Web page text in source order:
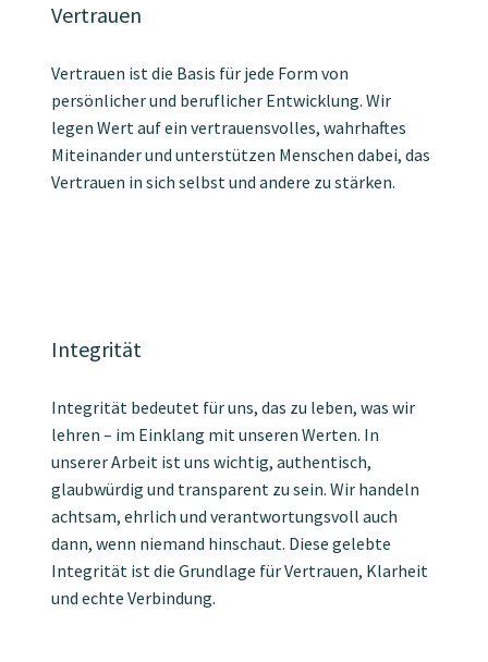
Vertrauen
Vertrauen ist die Basis für jede Form von
persönlicher und beruflicher Entwicklung. Wir
legen Wert auf ein vertrauensvolles, wahrhaftes
Miteinander und unterstützen Menschen dabei, das
Vertrauen in sich selbst und andere zu stärken.
Integrität
Integrität bedeutet für uns, das zu leben, was wir
lehren – im Einklang mit unseren Werten. In
unserer Arbeit ist uns wichtig, authentisch,
glaubwürdig und transparent zu sein. Wir handeln
achtsam, ehrlich und verantwortungsvoll auch
dann, wenn niemand hinschaut. Diese gelebte
Integrität ist die Grundlage für Vertrauen, Klarheit
und echte Verbindung.